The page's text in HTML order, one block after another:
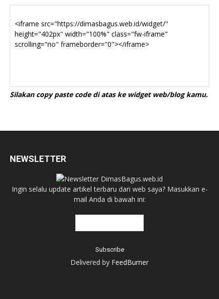
Silakan copy paste code di atas ke widget web/blog kamu.
NEWSLETTER
Ingin selalu update artikel terbaru dari web saya? Masukkan e-
mail Anda di bawah ini:
Delivered by FeedBurner